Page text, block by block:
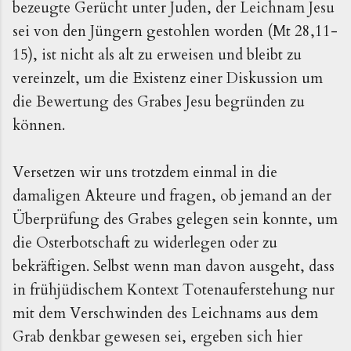
bezeugte Gerücht unter Juden, der Leichnam Jesu
sei von den Jüngern gestohlen worden (Mt 28,11-
15), ist nicht als alt zu erweisen und bleibt zu
vereinzelt, um die Existenz einer Diskussion um
die Bewertung des Grabes Jesu begründen zu
können.
Versetzen wir uns trotzdem einmal in die
damaligen Akteure und fragen, ob jemand an der
Überprüfung des Grabes gelegen sein konnte, um
die Osterbotschaft zu widerlegen oder zu
bekräftigen. Selbst wenn man davon ausgeht, dass
in frühjüdischem Kontext Totenauferstehung nur
mit dem Verschwinden des Leichnams aus dem
Grab denkbar gewesen sei, ergeben sich hier